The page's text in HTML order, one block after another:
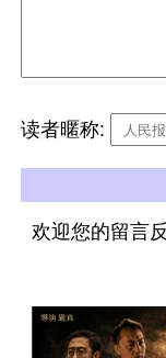
读者暱称:
欢迎您的留言反